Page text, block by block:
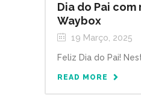
Dia do Pai com
Waybox
19 Março, 2025
Feliz Dia do Pai!
READ MORE